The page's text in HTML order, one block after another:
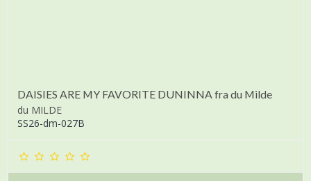
DAISIES ARE MY FAVORITE DUNINNA fra du Milde
du MILDE
SS26-dm-027B